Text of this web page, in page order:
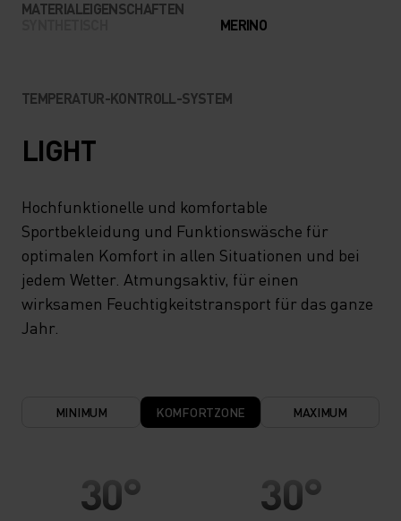
MATERIALEIGENSCHAFTEN
MERINO
TEMPERATUR-KONTROLL-SYSTEM
LIGHT
Hochfunktionelle und komfortable
Sportbekleidung und Funktionswäsche für
optimalen Komfort in allen Situationen und bei
jedem Wetter. Atmungsaktiv, für einen
wirksamen Feuchtigkeitstransport für das ganze
Jahr.
MINIMUM KOMFORTZONE MAXIMUM
30°
30°